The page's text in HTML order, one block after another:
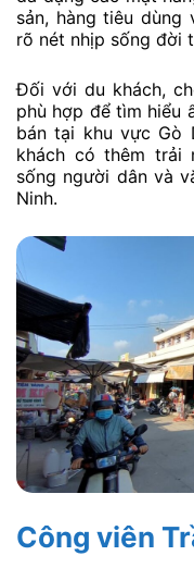
sản, hàng tiêu dùng
rõ nét nhịp sống đời
Đối với du khách,
phù hợp để tìm hiểu
bán tại khu vực Gò
khách có thêm trải
sống người dân và
Ninh.
Công viên